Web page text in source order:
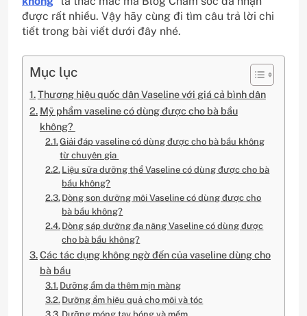
được rất nhiều. Vậy hãy cùng đi tìm câu trả lời chi
tiết trong bài viết dưới đây nhé.
Mục lục
Thương hiệu quốc dân Vaseline với giá cả bình dân
Mỹ phẩm vaseline có dùng được cho bà bầu
không?
Giải đáp vaseline có dùng được cho bà bầu không
từ chuyên gia
Liệu sữa dưỡng thể Vaseline có dùng được cho bà
bầu không?
Dòng son dưỡng môi Vaseline có dùng được cho
bà bầu không?
Dòng sáp dưỡng đa năng Vaseline có dùng được
cho bà bầu không?
Các tác dụng không ngờ đến của vaseline dùng cho
bà bầu
Dưỡng ẩm da thêm mịn màng
Dưỡng ẩm hiệu quả cho môi và tóc